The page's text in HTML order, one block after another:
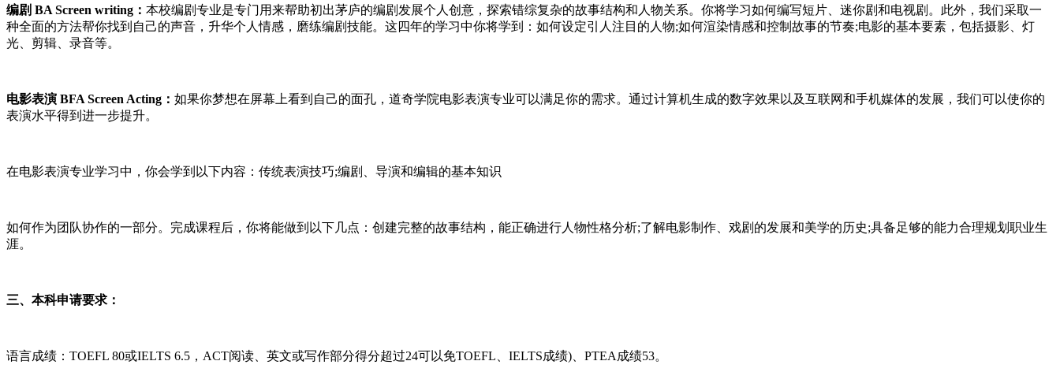
编剧 BA Screen writing： 本校编剧专业是专门用来帮助初出茅庐的编剧发展个人创意，探索错综复杂的故事结构和人物关系。你将学习如何编写短片、迷你剧和电视剧。此外，我们采取一
种全面的方法帮你找到自己的声音，升华个人情感，磨练编剧技能。这四年的学习中你将学到：如何设定引人注目的人物;如何渲染情感和控制故事的节奏;电影的基本要素，包括摄影、灯
光、剪辑、录音等。
电影表演 BFA Screen Acting： 如果你梦想在屏幕上看到自己的面孔，道奇学院电影表演专业可以满足你的需求。通过计算机生成的数字效果以及互联网和手机媒体的发展，我们可以使你的
表演水平得到进一步提升。
在电影表演专业学习中，你会学到以下内容：传统表演技巧;编剧、导演和编辑的基本知识
如何作为团队协作的一部分。完成课程后，你将能做到以下几点：创建完整的故事结构，能正确进行人物性格分析;了解电影制作、戏剧的发展和美学的历史;具备足够的能力合理规划职业生
涯。
三、本科申请要求：
语言成绩：TOEFL 80或IELTS 6.5，ACT阅读、英文或写作部分得分超过24可以免TOEFL、IELTS成绩)、PTEA成绩53。